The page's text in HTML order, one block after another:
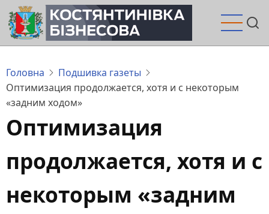
Перейти
до
основного
Головна
Подшивка газеты
Оптимизация продолжается, хотя и с некоторым
«задним ходом»
Оптимизация
продолжается, хотя и с
некоторым «задним